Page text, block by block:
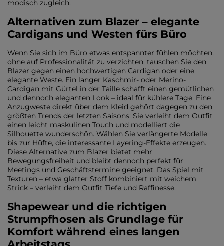
modisch zugleich.
Alternativen zum Blazer – elegante
Cardigans und Westen fürs Büro
Wenn Sie sich im Büro etwas entspannter fühlen möchten,
ohne auf Professionalität zu verzichten, tauschen Sie den
Blazer gegen einen hochwertigen Cardigan oder eine
elegante Weste. Ein langer Kaschmir- oder Merino-
Cardigan mit Gürtel in der Taille schafft einen gemütlichen
und dennoch eleganten Look – ideal für kühlere Tage. Eine
Anzugweste direkt über dem Kleid gehört dagegen zu den
größten Trends der letzten Saisons: Sie verleiht dem Outfit
einen leicht maskulinen Touch und modelliert die
Silhouette wunderschön. Wählen Sie verlängerte Modelle
bis zur Hüfte, die interessante Layering-Effekte erzeugen.
Diese Alternative zum Blazer bietet mehr
Bewegungsfreiheit und bleibt dennoch perfekt für
Meetings und Geschäftstermine geeignet. Das Spiel mit
Texturen – etwa glatter Stoff kombiniert mit weichem
Strick – verleiht dem Outfit Tiefe und Raffinesse.
Shapewear und die richtigen
Strumpfhosen als Grundlage für
Komfort während eines langen